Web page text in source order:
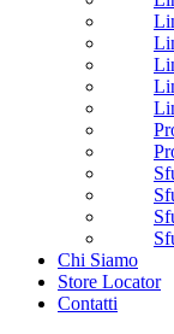
Chi Siamo
Store Locator
Contatti